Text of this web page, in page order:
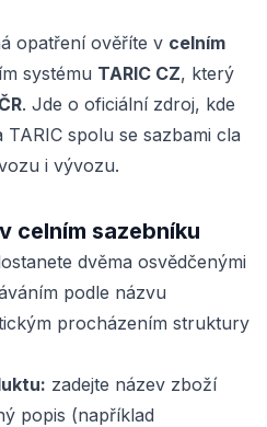
opatření ověříte v celním
systému TARIC CZ, který
. Jde o oficiální zdroj, kde
spolu se sazbami cla
i vývozu.
celním sazebníku
dvěma osvědčenými
podle názvu
procházením struktury
zadejte název zboží
popis (například